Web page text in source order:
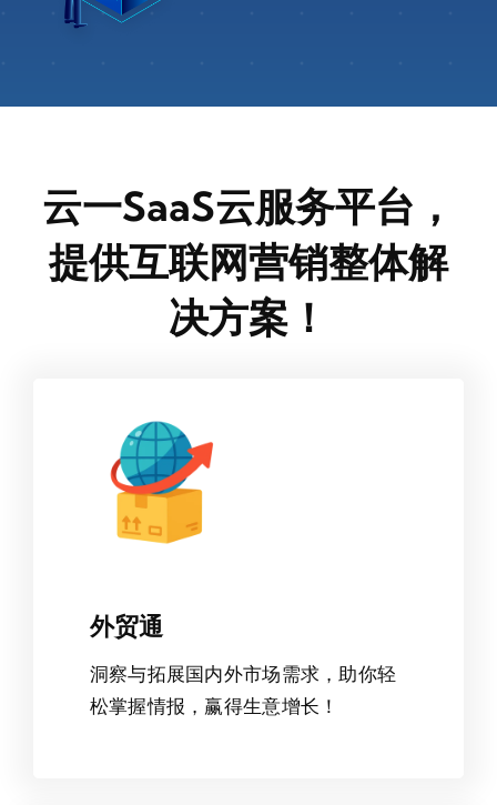
云一SaaS云服务平台，
提供互联网营销整体解
决方案！
外贸通
洞察与拓展国内外市场需求，助你轻
松掌握情报，赢得生意增长！